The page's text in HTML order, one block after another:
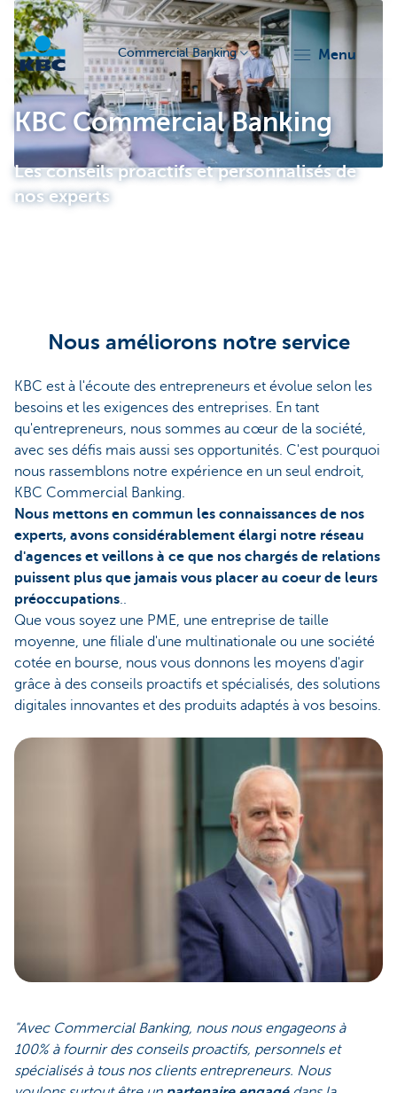
KBC
Commercial Banking menu
KBC Commercial Banking
Les conseils proactifs et personnalisés de
nos experts
Nous améliorons notre service
KBC est à l'écoute des entrepreneurs et évolue selon les
besoins et les exigences des entreprises. En tant
qu'entrepreneurs, nous sommes au cœur de la société,
avec ses défis mais aussi ses opportunités. C'est pourquoi
nous rassemblons notre expérience en un seul endroit,
KBC Commercial Banking.
Nous mettons en commun les connaissances de nos
experts, avons considérablement élargi notre réseau
d'agences et veillons à ce que nos chargés de relations
puissent plus que jamais vous placer au coeur de leurs
préoccupations..
Que vous soyez une PME, une entreprise de taille
moyenne, une filiale d'une multinationale ou une société
cotée en bourse, nous vous donnons les moyens d'agir
grâce à des conseils proactifs et spécialisés, des solutions
digitales innovantes et des produits adaptés à vos besoins.
"Avec Commercial Banking, nous nous engageons à
100% à fournir des conseils proactifs, personnels et
spécialisés à tous nos clients entrepreneurs. Nous